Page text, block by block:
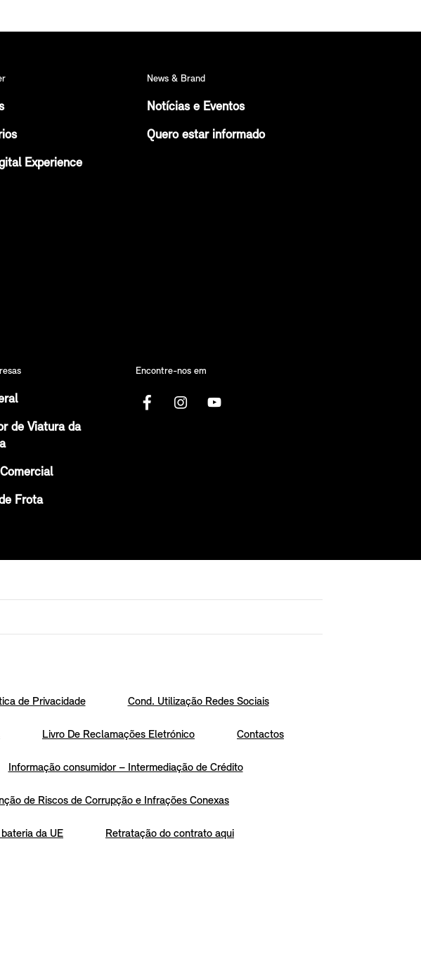
Experience
News & Brand
Notícias e Eventos
Quero estar informado
de Viatura da
Frota
Encontre-nos em
de Privacidade Cond. Utilização Redes Sociais
Livro De Reclamações Eletrónico Contactos
Informação consumidor – Intermediação de Crédito
de Riscos de Corrupção e Infrações Conexas
da UE Retratação do contrato aqui